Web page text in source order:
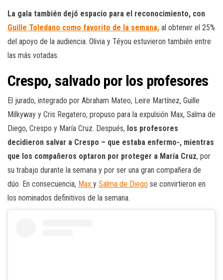
La gala también dejó espacio para el reconocimiento, con
Guille Toledano como favorito de la semana, al obtener el 25%
del apoyo de la audiencia. Olivia y Téyou estuvieron también entre
las más votadas.
Crespo, salvado por los profesores
El jurado, integrado por Abraham Mateo, Leire Martínez, Guille
Milkyway y Cris Regatero, propuso para la expulsión Max, Salma de
Diego, Crespo y María Cruz. Después, los profesores
decidieron salvar a Crespo – que estaba enfermo-, mientras
que los compañeros optaron por proteger a María Cruz, por
su trabajo durante la semana y por ser una gran compañera de
dúo. En consecuencia, Max y Salma de Diego se convirtieron en
los nominados definitivos de la semana.